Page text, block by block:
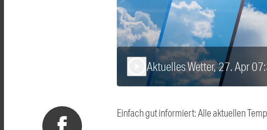
Aktuelles Wetter, 27. Apr
Einfach gut informiert: Alle aktuellen